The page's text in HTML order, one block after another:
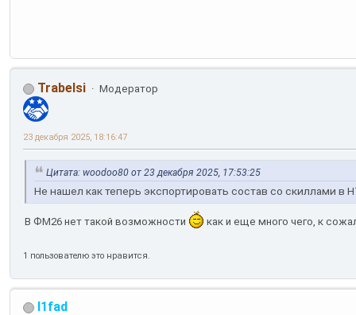
Trabelsi Модератор
23 декабря 2025, 18:16:47
Цитата: woodoo80 от 23 декабря 2025, 17:53:25
Не нашел как теперь экспортировать состав со скиллами в
В ФМ26 нет такой возможности как и еще много чего, к
1 пользователю это нравится.
l1fad